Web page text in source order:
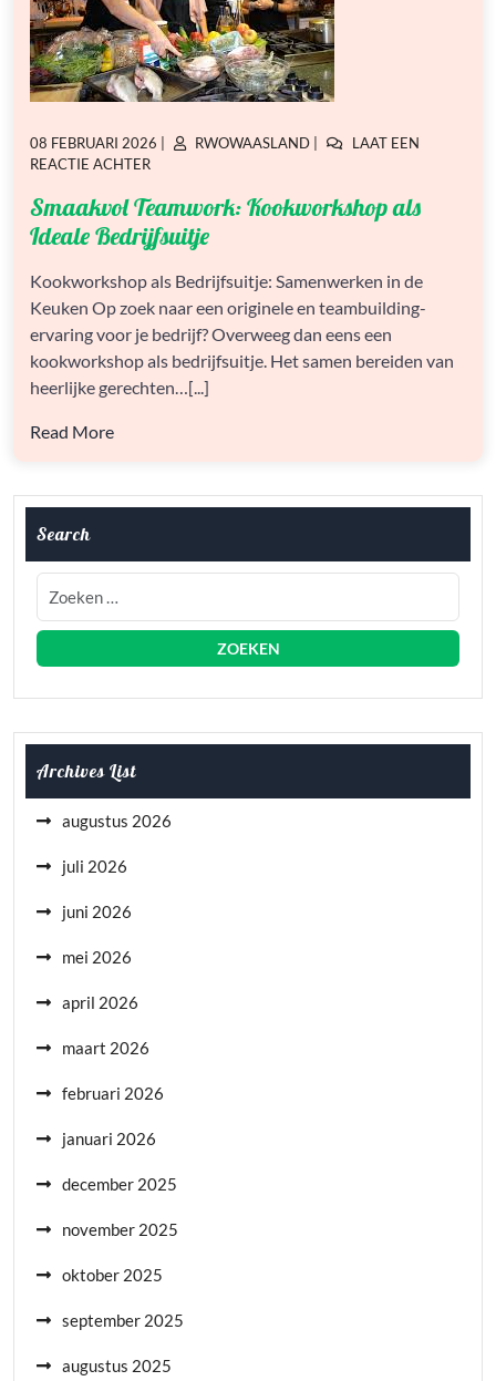
GEPLAATST
OP
08 FEBRUARI 2026
GEPLAATST
RWOWAASLAND
LAAT EEN
REACTIE ACHTEROP
TEAMWORK:
KOOKWORKSHOP
ALS
BEDRIJFSUITJE
Smaakvol Teamwork: Kookworkshop als
Ideale Bedrijfsuitje
Kookworkshop als Bedrijfsuitje: Samenwerken in de
Keuken Op zoek naar een originele en teambuilding-
ervaring voor je bedrijf? Overweeg dan eens een
kookworkshop als bedrijfsuitje. Het samen bereiden van
heerlijke gerechten…[...]
Read More
Search
Archives List
augustus 2026
juli 2026
juni 2026
mei 2026
april 2026
maart 2026
februari 2026
januari 2026
december 2025
november 2025
oktober 2025
september 2025
augustus 2025